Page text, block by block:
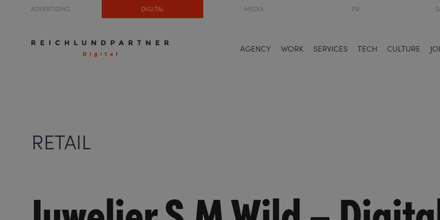
ADVERTISING DIGITAL MEDIA PR
AGENCY WORK SERVICES TECH CULTURE
RETAIL